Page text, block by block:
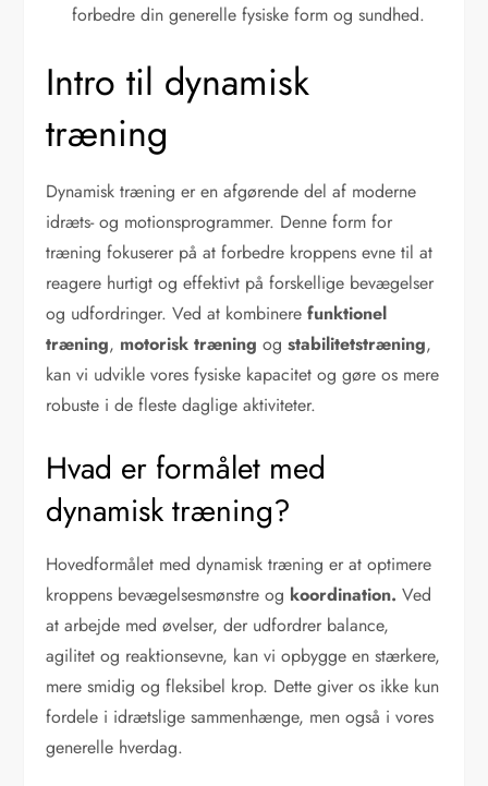
forbedre din generelle fysiske form og sundhed.
Intro til dynamisk
træning
Dynamisk træning er en afgørende del af moderne
idræts- og motionsprogrammer. Denne form for
træning fokuserer på at forbedre kroppens evne til at
reagere hurtigt og effektivt på forskellige bevægelser
og udfordringer. Ved at kombinerefunktionel
træning, motorisk træning ogstabilitetstræning,
kan vi udvikle vores fysiske kapacitet og gøre os mere
robuste i de fleste daglige aktiviteter.
Hvad er formålet med
dynamisk træning?
Hovedformålet med dynamisk træning er at optimere
kroppens bevægelsesmønstre og koordination. Ved
at arbejde med øvelser, der udfordrer balance,
agilitet og reaktionsevne, kan vi opbygge en stærkere,
mere smidig og fleksibel krop. Dette giver os ikke kun
fordele i idrætslige sammenhænge, men også i vores
generelle hverdag.